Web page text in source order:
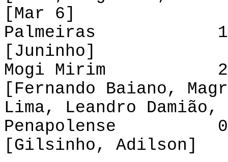
[Mar 6]
Palmeiras 1-0
[Juninho]
Mogi Mirim 2-
[Fernando Baiano,
Lima, Leandro
Penapolense 0-2
[Gilsinho, Adilson]